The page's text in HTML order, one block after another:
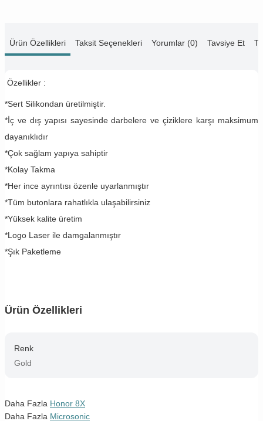
Ürün Özellikleri Taksit Seçenekleri Yorumlar (0) Tavsiye Et
Özellikler :
*Sert Silikondan üretilmiştir.
*İç ve dış yapısı sayesinde darbelere ve çiziklere karşı maksimum
dayanıklıdır
*Çok sağlam yapıya sahiptir
*Kolay Takma
*Her ince ayrıntısı özenle uyarlanmıştır
*Tüm butonlara rahatlıkla ulaşabilirsiniz
*Yüksek kalite üretim
*Logo Laser ile damgalanmıştır
*Şık Paketleme
Ürün Özellikleri
Renk
Gold
Daha Fazla Honor 8X
Daha Fazla Microsonic